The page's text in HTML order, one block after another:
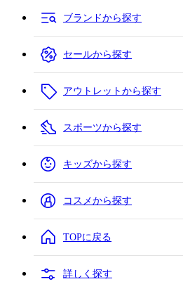
ブランドから探す
セールから探す
アウトレットから探す
スポーツから探す
キッズから探す
コスメから探す
TOPに戻る
詳しく探す